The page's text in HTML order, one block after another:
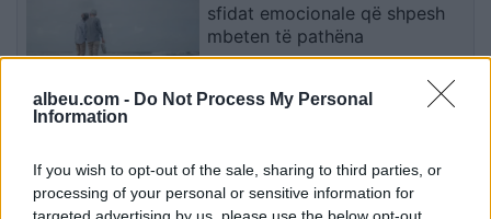
albeu.com - Do Not Process My Personal
Information
If you wish to opt-out of the sale, sharing to third parties, or
processing of your personal or sensitive information for
targeted advertising by us, please use the below opt-out
sfidat emocionale që shpesh
mbeten të pathëna
zyrtarëve të Republikës
Sërpska